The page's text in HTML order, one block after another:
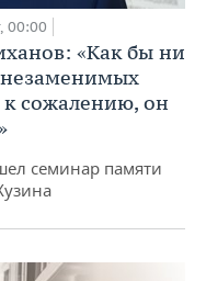
00:00
«Как бы ни
сожалению, он
семинар памяти